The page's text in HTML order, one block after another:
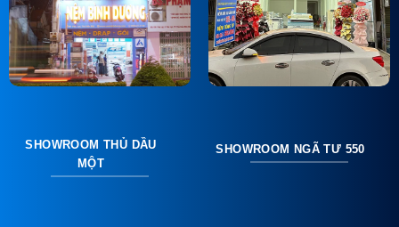
SHOWROOM THỦ DẦU
MỘT
SHOWROOM NGÃ TƯ 550